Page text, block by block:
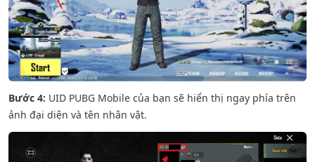
Bước 4: UID PUBG Mobile của bạn sẽ hiển thị ngay phía trên
ảnh đại diện và tên nhân vật.